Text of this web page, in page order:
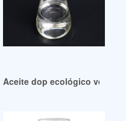
neumáticos de buena
Aceite dop ecológico verde